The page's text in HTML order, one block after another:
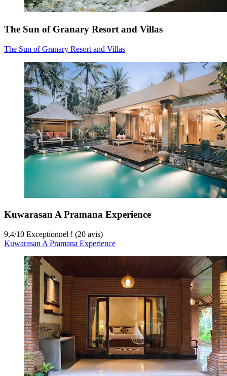
The Sun of Granary Resort and Villas
The Sun of Granary Resort and Villas
Kuwarasan A Pramana Experience
9,4/10 Exceptionnel ! (20 avis)
Kuwarasan A Pramana Experience